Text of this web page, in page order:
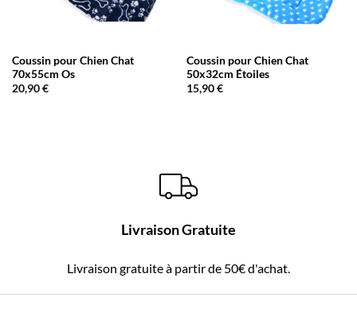
Coussin pour Chien Chat
70x55cm Os
20,90€
Coussin pour Chien Chat
50x32cm Étoiles
15,90€
Livraison Gratuite
Livraison gratuite à partir de 50€ d'achat.